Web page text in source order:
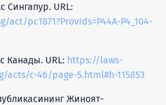
Сингапур. URL:
act/pc1871?ProvIds=P44A-P4_104-
Канады. URL: https://laws-
acts/c-46/page-5.html#h-115853
Жиноят-